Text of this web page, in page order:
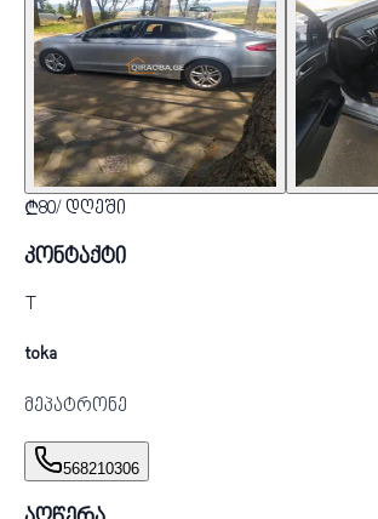
₾80/დღეში
კონტაქტი
T
toka
მეპატრონე
568210306